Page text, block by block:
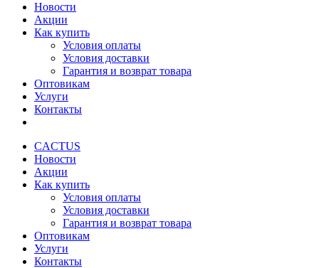
Новости
Акции
Как купить
Условия оплаты
Условия доставки
Гарантия и возврат товара
Оптовикам
Услуги
Контакты
CACTUS
Новости
Акции
Как купить
Условия оплаты
Условия доставки
Гарантия и возврат товара
Оптовикам
Услуги
Контакты